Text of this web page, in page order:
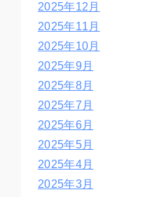
2025年12月
2025年11月
2025年10月
2025年9月
2025年8月
2025年7月
2025年6月
2025年5月
2025年4月
2025年3月